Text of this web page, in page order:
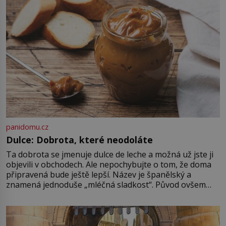
Gary Bernstein mravenčí prací
zkoumají archivní snímky v rámci
Průzkumu temné energie […]
panidomu.cz
Dulce: Dobrota, které neodoláte
Ta dobrota se jmenuje dulce de leche a možná už jste ji
objevili v obchodech. Ale nepochybujte o tom, že doma
připravená bude ještě lepší. Název je španělský a
znamená jednoduše „mléčná sladkost“. Původ ovšem
pře hned několik latinskoamerických zemí a k tomu
Francie, kde se traduje,